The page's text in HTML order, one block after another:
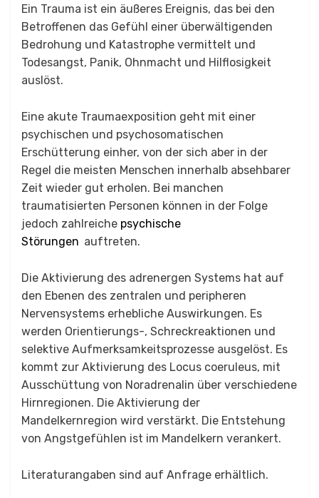
Ein Trauma ist ein äußeres Ereignis, das bei den
Betroffenen das Gefühl einer überwältigenden
Bedrohung und Katastrophe vermittelt und
Todesangst, Panik, Ohnmacht und Hilflosigkeit
auslöst.
Eine akute Traumaexposition geht mit einer
psychischen und psychosomatischen
Erschütterung einher, von der sich aber in der
Regel die meisten Menschen innerhalb absehbarer
Zeit wieder gut erholen. Bei manchen
traumatisierten Personen können in der Folge
jedoch zahlreiche psychische
Störungen auftreten.
Die Aktivierung des adrenergen Systems hat auf
den Ebenen des zentralen und peripheren
Nervensystems erhebliche Auswirkungen. Es
werden Orientierungs-, Schreckreaktionen und
selektive Aufmerksamkeitsprozesse ausgelöst. Es
kommt zur Aktivierung des Locus coeruleus, mit
Ausschüttung von Noradrenalin über verschiedene
Hirnregionen. Die Aktivierung der
Mandelkernregion wird verstärkt. Die Entstehung
von Angstgefühlen ist im Mandelkern verankert.
Literaturangaben sind auf Anfrage erhältlich.